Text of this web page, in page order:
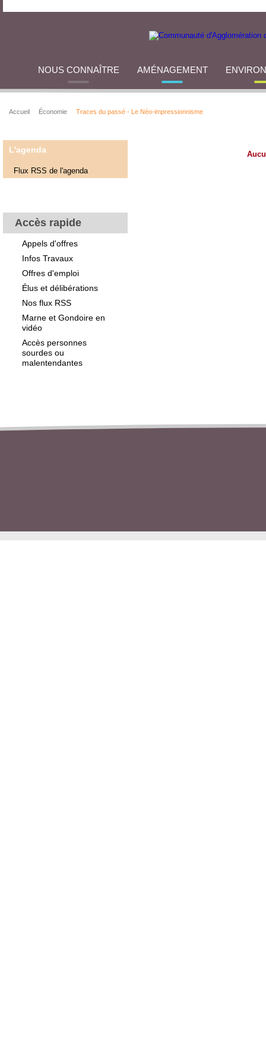
NOUS CONNAÎTRE AMÉNAGEMENT
Accueil Économie Traces du passé - Le Néo-impressionnisme
L'agenda
Flux RSS de l'agenda
Accès rapide
Appels d'offres
Infos Travaux
Offres d'emploi
Élus et délibérations
Nos flux RSS
Marne et Gondoire en
vidéo
Accès personnes
sourdes ou
malentendantes